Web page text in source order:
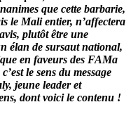
que cette barbarie,
le Mali entier, n’affectera
plutôt être une
élan de sursaut national,
en faveurs des FAMa
le sens du message
jeune leader et
dont voici le contenu !